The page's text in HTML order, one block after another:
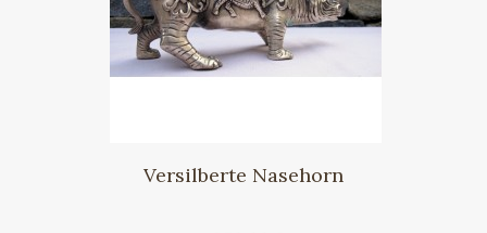
Versilberte Nasehorn